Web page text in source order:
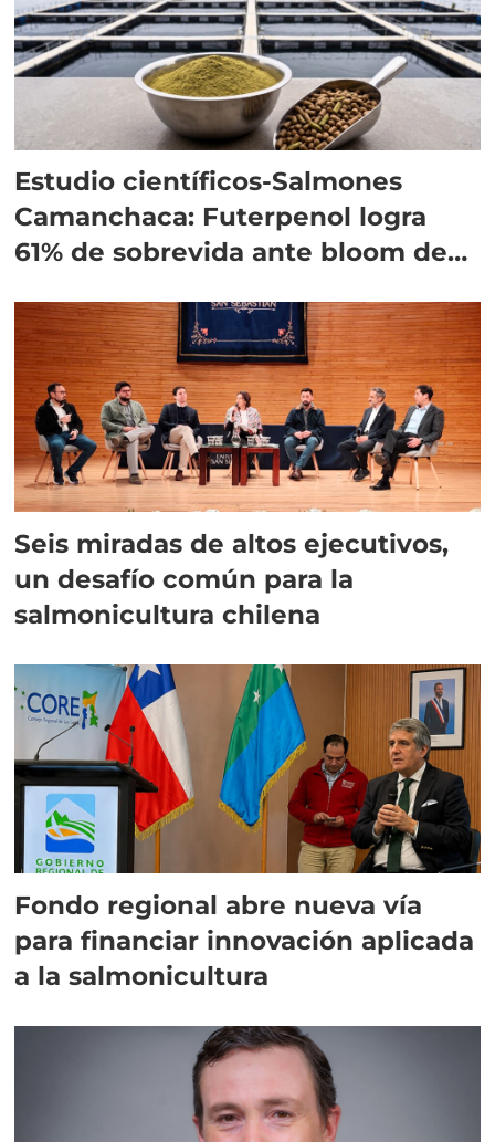
Estudio científicos-Salmones
Camanchaca: Futerpenol logra
61% de sobrevida ante bloom de
Seis miradas de altos ejecutivos,
un desafío común para la
salmonicultura chilena
Fondo regional abre nueva vía
para financiar innovación aplicada
a la salmonicultura